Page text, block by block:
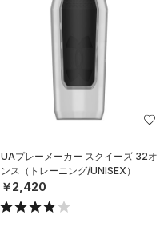
UAプレーメーカー スクイーズ 32オ
ンス（トレーニング/UNISEX）
￥2,420